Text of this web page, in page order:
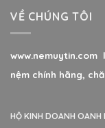
VỀ CHÚNG TÔI
nệm chính hãng,
HỘ KINH DOANH OANH